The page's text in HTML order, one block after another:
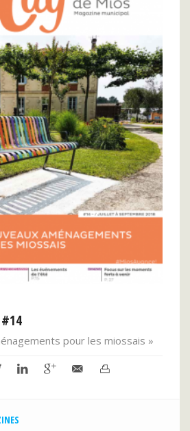
pour les miossais »